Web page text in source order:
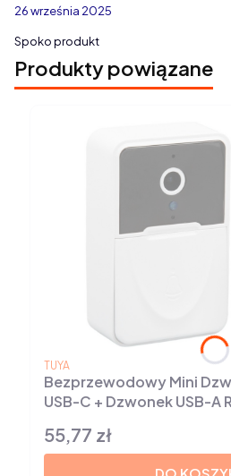
26 września 2025
Spoko produkt
Produkty powiązane
Bezprzewodowy Mini
USB-C + Dzwonek USB-A
PRODUCENT
TUYA
Cena
55,77 zł
DO